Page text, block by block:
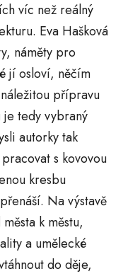
víc než reálný
Eva Hašková
náměty pro
jí osloví, něčím
přípravu
tedy vybraný
autorky tak
s kovovou
kresbu
Na výstavě
k městu,
a umělecké
do děje,